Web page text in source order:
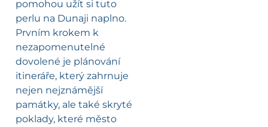
pomohou užít si tuto
perlu na Dunaji naplno.
Prvním krokem k
nezapomenutelné
dovolené je plánování
itineráře, který zahrnuje
nejen nejznámější
památky, ale také skryté
poklady, které město